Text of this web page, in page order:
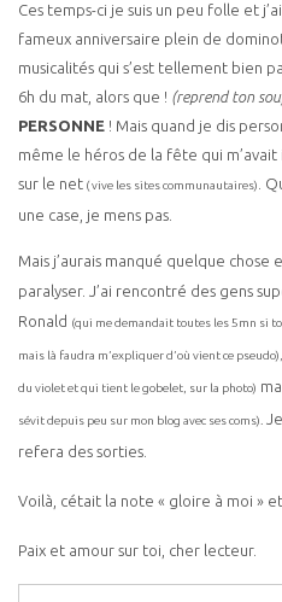
Ces temps-ci je suis un peu folle et
fameux anniversaire plein de
musicalités qui s’est tellement bien
6h du mat, alors que ! (reprend ton
PERSONNE ! Mais quand je dis
même le héros de la fête qui
sur le net ( vive les sites communautaires)
.
une case, je mens pas.
Mais j’aurais manqué quelque chose
paralyser. J’ai rencontré des gens
Ronald (qui me demandait toutes les 5mn si
mais là faudra m’expliquer d’où vient ce pseudo),
du violet et qui tient le gobelet, sur la photo)
sévit depuis peu sur mon blog avec ses coms).
refera des sorties.
Voilà, cétait la note « gloire à moi »
Paix et amour sur toi, cher lecteur.